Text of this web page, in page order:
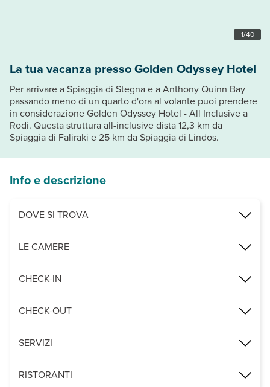
1/40
La tua vacanza presso Golden Odyssey Hotel
Per arrivare a Spiaggia di Stegna e a Anthony Quinn Bay
passando meno di un quarto d'ora al volante puoi prendere
in considerazione Golden Odyssey Hotel - All Inclusive a
Rodi. Questa struttura all-inclusive dista 12,3 km da
Spiaggia di Faliraki e 25 km da Spiaggia di Lindos.
Info e descrizione
DOVE SI TROVA
Nelle vicinanze di: Spiaggia di Kolimbia
Punti di interesse:
Le distanze sono visualizzate con un'approssimazione di 0,1
LE CAMERE
Rilassati in una delle 175 camere con aria condizionata della
CHECK-IN
Leggi Tutto
CHECK-OUT
Entro le: 11:00
SERVIZI
Rilassati in una delle 3 piscine all'aperto e scegli tra i servizi
Potrai usufruire di una postazione PC, check-out veloce e un
RISTORANTI